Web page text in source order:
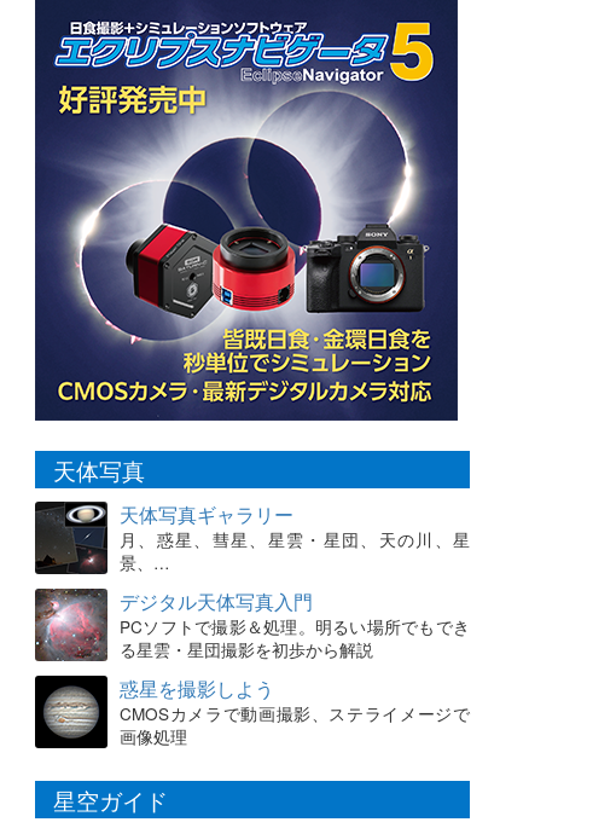
天体写真
天体写真ギャラリー
月、惑星、彗星、星雲・星団、天の川、星
景、…
デジタル天体写真入門
PCソフトで撮影＆処理。明るい場所でもでき
る星雲・星団撮影を初歩から解説
惑星を撮影しよう
CMOSカメラで動画撮影、ステライメージで
画像処理
星空ガイド